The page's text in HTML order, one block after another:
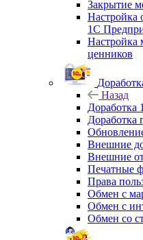
Закрытие
Настройка
1С
Настройка
ценников
Назад
Доработка
Доработка
Внешние
Внешние
Печатные
Права
Обмен с
Обмен с
Обмен со